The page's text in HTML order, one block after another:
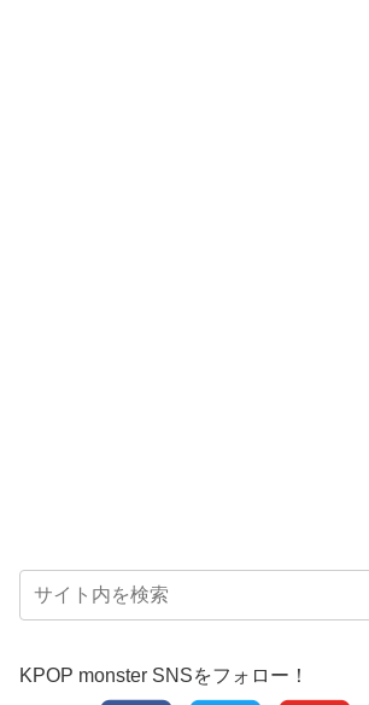
KPOP monster SNSをフォロー！